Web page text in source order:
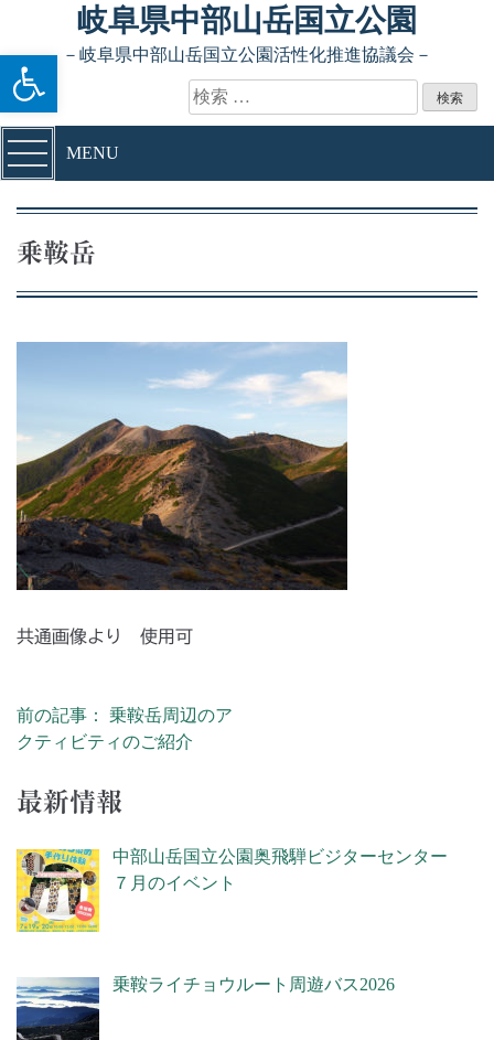
ツールバーを開く
Skip to content岐阜県中部山岳国立公園
－岐阜県中部山岳国立公園活性化推進協議会－
検索:
MENU
乗鞍岳
共通画像より 使用可
投稿ナビゲーション
前の記事： 乗鞍岳周辺のア
クティビティのご紹介
最新情報
中部山岳国立公園奥飛騨ビジターセンター
７月のイベント
乗鞍ライチョウルート周遊バス2026